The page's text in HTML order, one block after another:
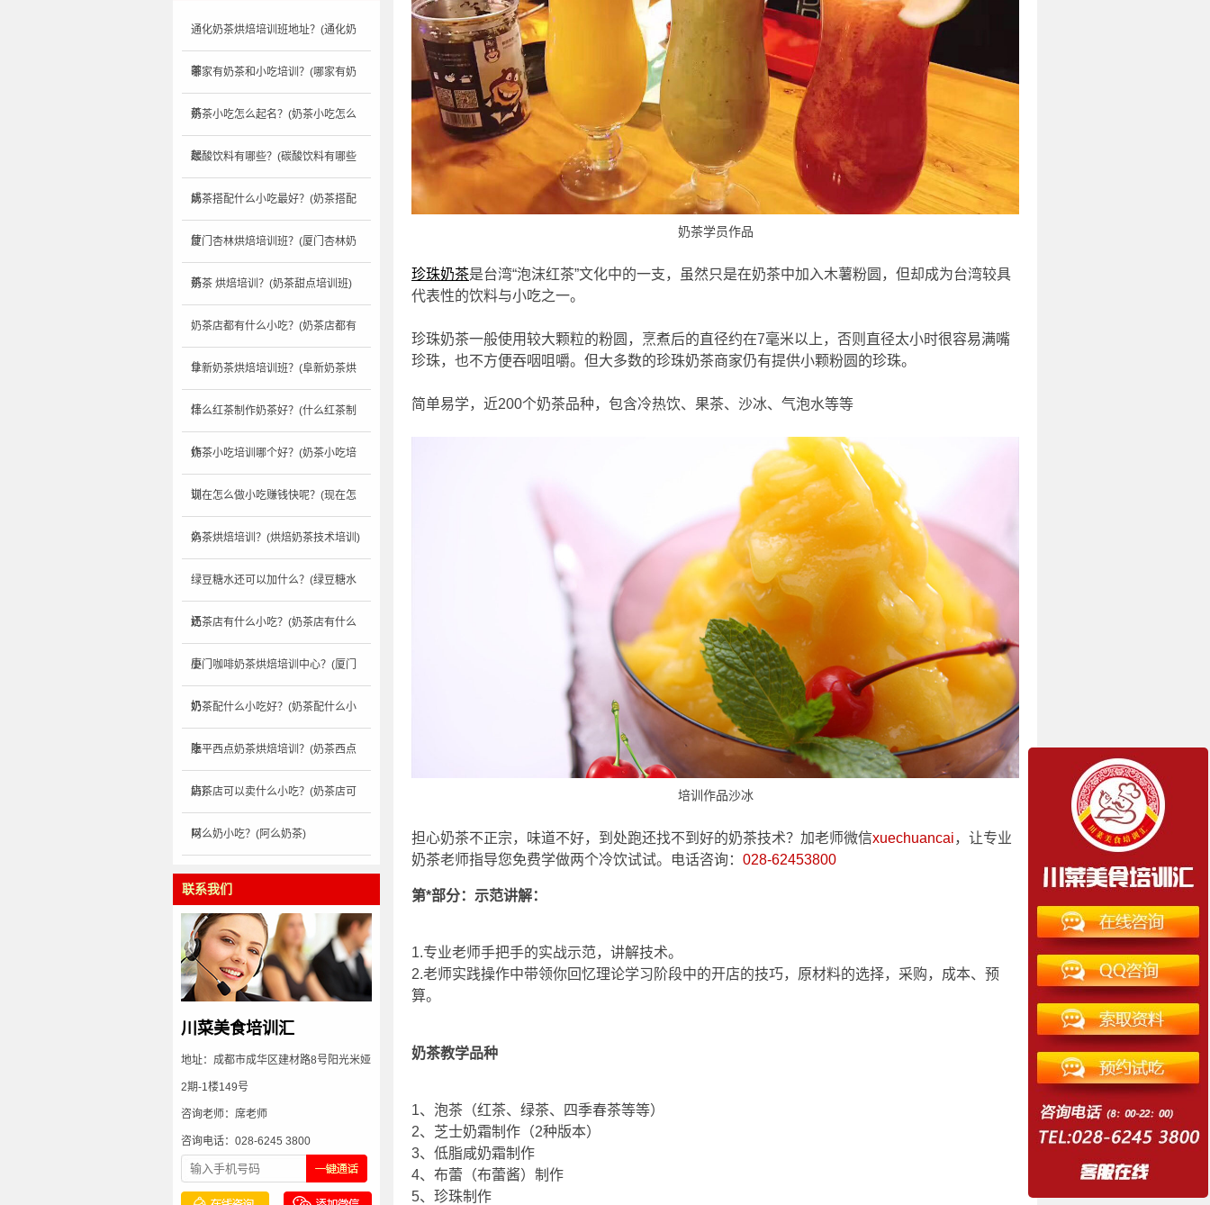
通化奶茶烘焙培训班地址？(通化奶
茶
哪家有奶茶和小吃培训？(哪家有奶
茶
奶茶小吃怎么起名？(奶茶小吃怎么
起
碳酸饮料有哪些？(碳酸饮料有哪些
成
奶茶搭配什么小吃最好？(奶茶搭配
什
厦门杏林烘焙培训班？(厦门杏林奶
茶
奶茶 烘焙培训？(奶茶甜点培训班)
奶茶店都有什么小吃？(奶茶店都有
什
阜新奶茶烘焙培训班？(阜新奶茶烘
焙
什么红茶制作奶茶好？(什么红茶制
作
奶茶小吃培训哪个好？(奶茶小吃培
训
现在怎么做小吃赚钱快呢？(现在怎
么
奶茶烘焙培训？(烘焙奶茶技术培训)
绿豆糖水还可以加什么？(绿豆糖水
还
奶茶店有什么小吃？(奶茶店有什么
小
厦门咖啡奶茶烘焙培训中心？(厦门
奶
奶茶配什么小吃好？(奶茶配什么小
吃
康平西点奶茶烘焙培训？(奶茶西点
店)
奶茶店可以卖什么小吃？(奶茶店可
以
阿么奶小吃？(阿么奶茶)
联系我们
川菜美食培训汇
地址：成都市成华区建材路8号阳光米娅
2期-1楼149号
咨询老师：席老师
咨询电话：028-6245 3800
奶茶学员作品
珍珠奶茶是台湾“泡沫红茶”文化中的一支，虽然只是在奶茶中加入木薯粉圆，但却成为台湾较具
代表性的饮料与小吃之一。
珍珠奶茶一般使用较大颗粒的粉圆，烹煮后的直径约在7毫米以上，否则直径太小时很容易满嘴
珍珠，也不方便吞咽咀嚼。但大多数的珍珠奶茶商家仍有提供小颗粉圆的珍珠。
简单易学，近200个奶茶品种，包含冷热饮、果茶、沙冰、气泡水等等
培训作品沙冰
担心奶茶不正宗，味道不好，到处跑还找不到好的奶茶技术？加老师微信xuechuancai，让专业
奶茶老师指导您免费学做两个冷饮试试。电话咨询： 028-62453800
第*部分：示范讲解：
1.专业老师手把手的实战示范，讲解技术。
2.老师实践操作中带领你回忆理论学习阶段中的开店的技巧，原材料的选择，采购，成本、预
算。
奶茶教学品种
1、泡茶（红茶、绿茶、四季春茶等等）
2、芝士奶霜制作（2种版本）
3、低脂咸奶霜制作
4、布蕾（布蕾酱）制作
5、珍珠制作